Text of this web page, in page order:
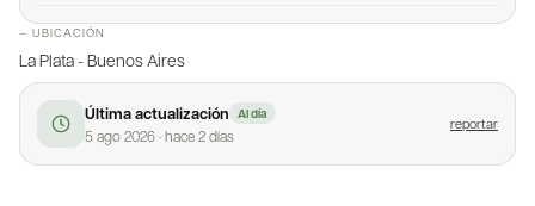
— UBICACIÓN
La Plata - Buenos Aires
Última actualización Al día
5 ago 2026·hace 2 días
reportar